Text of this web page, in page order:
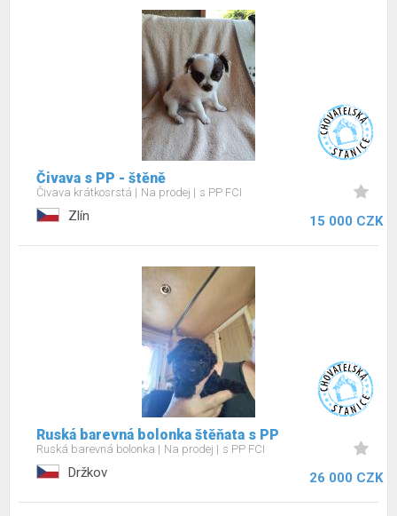
Čivava s PP - štěně
Čivava krátkosrstá Na prodej s PP FCI
Zlín 15 000 CZK
Ruská barevná bolonka štěňata s PP
Ruská barevná bolonka Na prodej s PP FCI
Držkov 26 000 CZK